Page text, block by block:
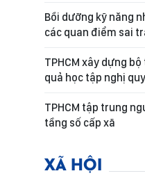
Bồi dưỡng kỹ năng
các quan điểm sai
TPHCM xây dựng
quả học tập nghị
TPHCM tập trung
tầng số cấp xã
XÃ HỘI